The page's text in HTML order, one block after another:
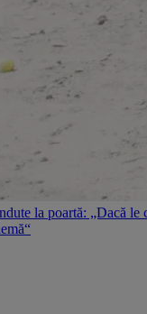
la poartă: „Dacă le